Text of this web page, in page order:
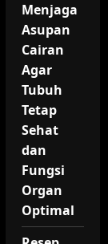
Menjaga
Asupan
Cairan
Agar
Tubuh
Tetap
Sehat
dan
Fungsi
Organ
Optimal